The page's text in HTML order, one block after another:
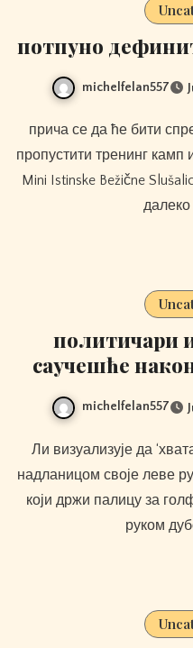
потпуно
michelfelan557
прича се да ће бити спреман за прву недељу, али ће
пропустити тренинг камп
Mini Istinske Bežične
политичари
саучешће
michelfelan557
Ли визуализује да ‘хвата’ лоптицу за голф при удару
надланицом своје леве
који држи палицу за
руком